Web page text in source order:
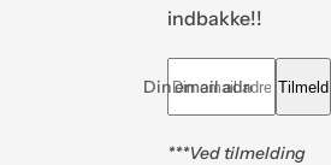
indbakke!!
Din email adresse *Tilmeld
***Ved tilmelding